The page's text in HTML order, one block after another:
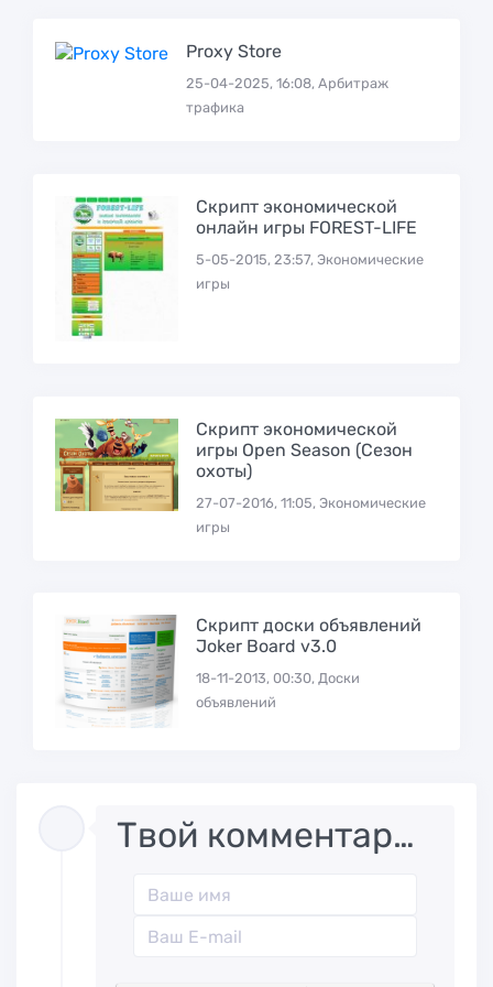
Proxy Store
25-04-2025, 16:08, Арбитраж
трафика
Скрипт экономической
онлайн игры FOREST-LIFE
5-05-2015, 23:57, Экономические
игры
Скрипт экономической
игры Open Season (Сезон
охоты)
27-07-2016, 11:05, Экономические
игры
Скрипт доски объявлений
Joker Board v3.0
18-11-2013, 00:30, Доски
объявлений
Твой комментарий..